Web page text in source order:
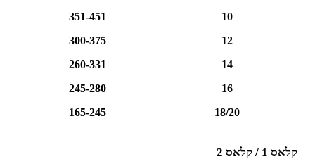
10
351-451
12
300-375
14
260-331
16
245-280
18/20
165-245
קלאס 1 / קלאס 2